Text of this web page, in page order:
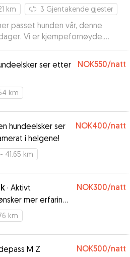
km 3 Gjentakende gjester
passet hunden vår, denne
Vi er kjempefornøyde,
med hunden - vi er helt
har det godt mens vi er på tur.
som Hundepasser på det
ser etter
NOK550/natt
km
hundeelsker ser
i helgene!
NOK400/natt
- 41.65 km
· Aktivt
mer erfaring
NOK300/natt
km
M Z NOK500/natt